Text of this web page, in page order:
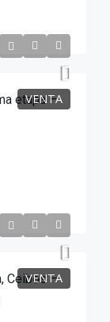
VENTA
etapa –
VENTA
Ceibos –